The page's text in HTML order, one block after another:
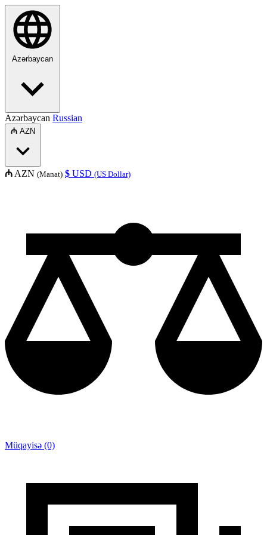
Azərbaycan
Azərbaycan Russian
₼ AZN
₼ AZN (Manat) $ USD (US Dollar)
Müqayisə (0)